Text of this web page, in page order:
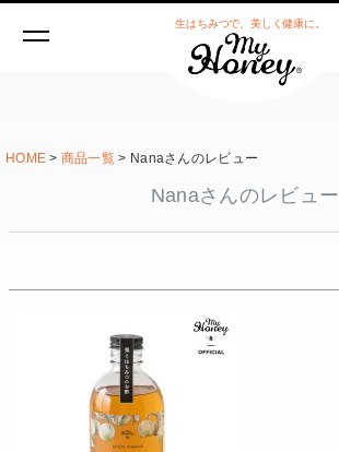
生はちみつで、美しく健康に。
HOME 商品一覧 Nanaさんのレビュー
Nanaさんのレビュー